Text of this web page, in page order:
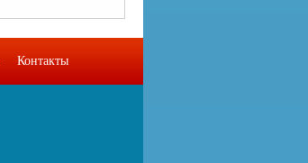
Контакты